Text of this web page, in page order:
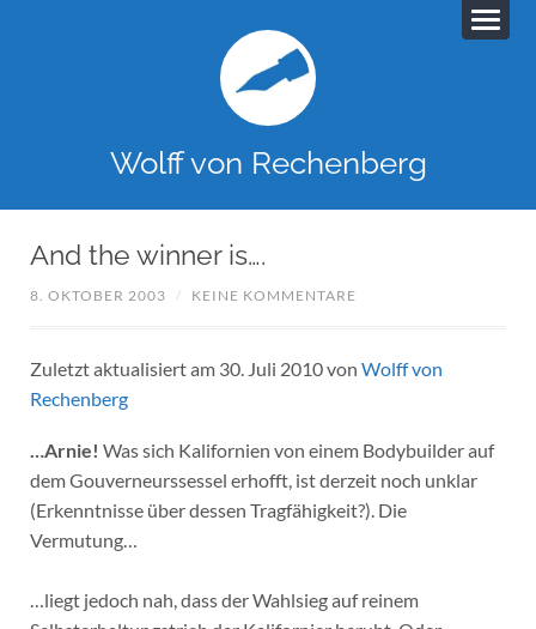
Wolff von Rechenberg
And the winner is….
8. OKTOBER 2003 / KEINE KOMMENTARE
Zuletzt aktualisiert am 30. Juli 2010 von Wolff von
Rechenberg
…Arnie! Was sich Kalifornien von einem Bodybuilder auf
dem Gouverneurssessel erhofft, ist derzeit noch unklar
(Erkenntnisse über dessen Tragfähigkeit?). Die
Vermutung…
…liegt jedoch nah, dass der Wahlsieg auf reinem